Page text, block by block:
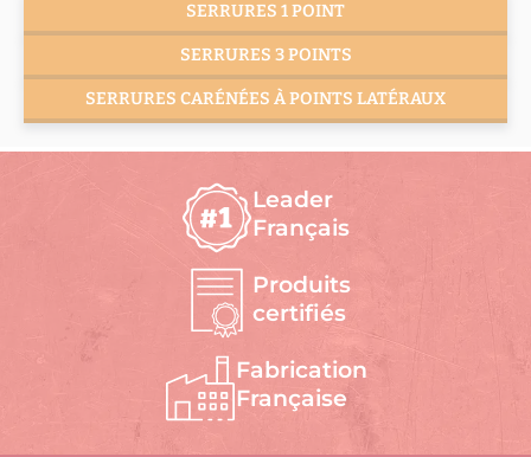
SERRURES 1 POINT
SERRURES 3 POINTS
SERRURES CARÉNÉES À POINTS LATÉRAUX
Leader
Français
Produits
certifiés
Fabrication
Française